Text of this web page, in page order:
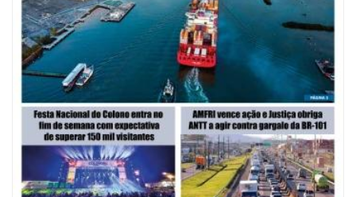
08/08/2026 | 07:00
Saúde de BC abre inscrições para Oficina Regional de Qualidade em
Vigilância Sanitária
PENHA